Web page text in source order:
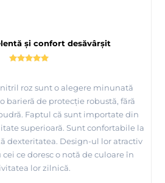
și confort desăvârșit
roz sunt o alegere minunată
barieră de protecție robustă, fără
Faptul că sunt importate din
superioară. Sunt confortabile la
dexteritatea. Design-ul lor atractiv
ce doresc o notă de culoare în
lor zilnică.